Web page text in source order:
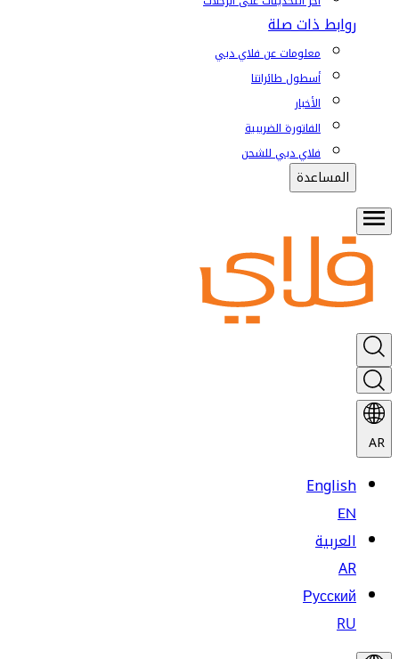
روابط ذات صلة
معلومات عن فلاي دبي
أسطول طائراتنا
الأخبار
الفاتورة الضريبية
فلاي دبي للشحن
المساعدة
AR
English
EN
العربية
AR
Русский
RU